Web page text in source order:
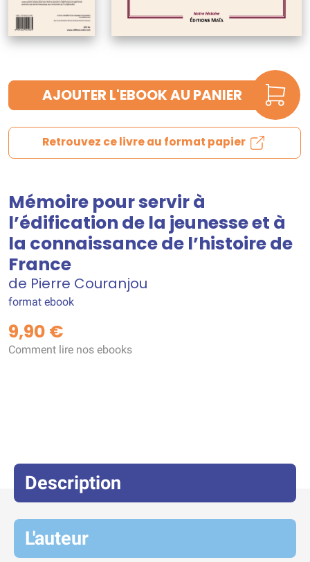
Mémoire pour servir à
l’édification de la jeunesse et à
la connaissance de l’histoire de
France
de Pierre Couranjou
format ebook
9,90 €
Comment lire nos ebooks
AJOUTER L'EBOOK AU PANIER
Retrouvez ce livre au format papier
Description
L'auteur